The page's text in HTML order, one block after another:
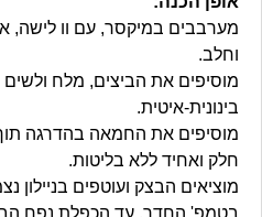
מערבבים במיקסר, עם וו
וחלב.
בינונית-איטית.
מוסיפים את החמאה בהדרגה
חלק ואחיד ללא בליטות.
מוציאים הבצק ועוטפים
בטמפ' החדר, עד הכפלת נפח